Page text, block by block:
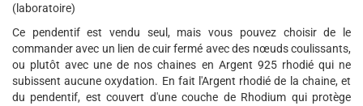
(laboratoire)
Ce pendentif est vendu seul, mais vous pouvez choisir de le
commander avec un lien de cuir fermé avec des nœuds coulissants,
ou plutôt avec une de nos chaines en Argent 925 rhodié qui ne
subissent aucune oxydation. En fait l'Argent rhodié de la chaine, et
du pendentif, est couvert d'une couche de Rhodium qui protège